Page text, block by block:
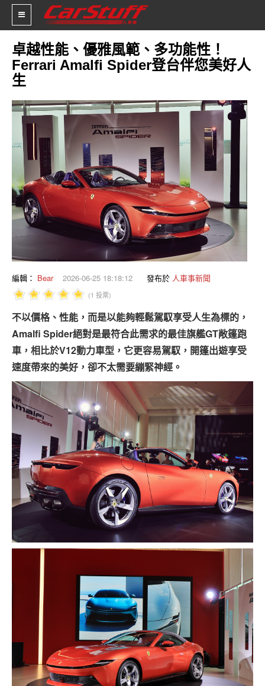
新車價格
車市新聞
賽車新聞
汽車改裝
輪胎特區
促銷訊息
人車軼事
專題報導
車型比拼
兩輪世界
卓越性能、優雅風範、多功能性！
Ferrari Amalfi Spider登台伴您美好人
生
編輯： Bear 2026-06-25 18:18:12 發布於 人車事新聞
(1 投票)
不以價格、性能，而是以能夠輕鬆駕馭享受人生為標的，
Amalfi Spider絕對是最符合此需求的最佳旗艦GT敞篷跑
車，相比於V12動力車型，它更容易駕馭，開篷出遊享受
速度帶來的美好，卻不太需要繃緊神經。